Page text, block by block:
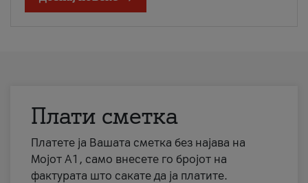
Плати сметка
Платете ја Вашата сметка без најава на
Мојот А1, само внесете го бројот на
фактурата што сакате да ја платите.